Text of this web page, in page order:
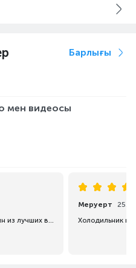
Барлығы
мен видеосы
В данном ценовом сегменте один из лучших вариантов
Меруерт